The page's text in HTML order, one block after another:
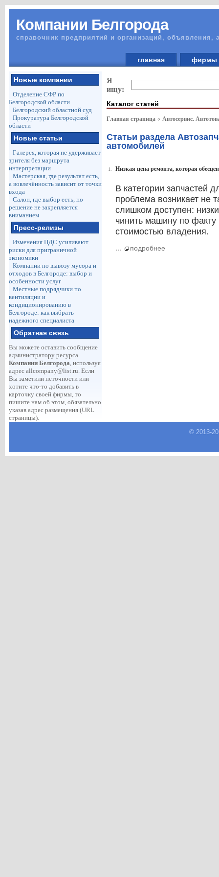
Компании Белгорода
справочник предприятий и организаций, объявления,
главная
Новые компании
Отделение СФР по
Белгородской области
Белгородский областной суд
Прокуратура Белгородской
области
Новые статьи
Галерея, которая не удерживает
зрителя без маршрута
интерпретации
Мастерская, где результат есть,
а вовлечённость зависит от точки
входа
Салон, где выбор есть, но
решение не закрепляется
вниманием
Пресс-релизы
Изменения НДС усиливают
риски для приграничной
экономики
Компании по вывозу мусора и
отходов в Белгороде: выбор и
особенности услуг
Местные подрядчики по
вентиляции и
кондиционированию в
Белгороде: как выбрать
надежного специалиста
Обратная связь
Вы можете оставить сообщение
администратору ресурса
Компании Белгорода, используя
адрес allcompany@list.ru. Если
Вы заметили неточности или
хотите что-то добавить в
карточку своей фирмы, то
пишите нам об этом, обязательно
указав адрес размещения (URL
страницы).
Я
ищу:
Каталог статей
Главная страница Автосервис.
Статьи раздела
автомобилей
1. Низкая цена ремонта, которая
В категории запчастей
проблема возникает не
слишком доступен:
чинить машину по факту
стоимостью владения.
... подробнее
© 2013-